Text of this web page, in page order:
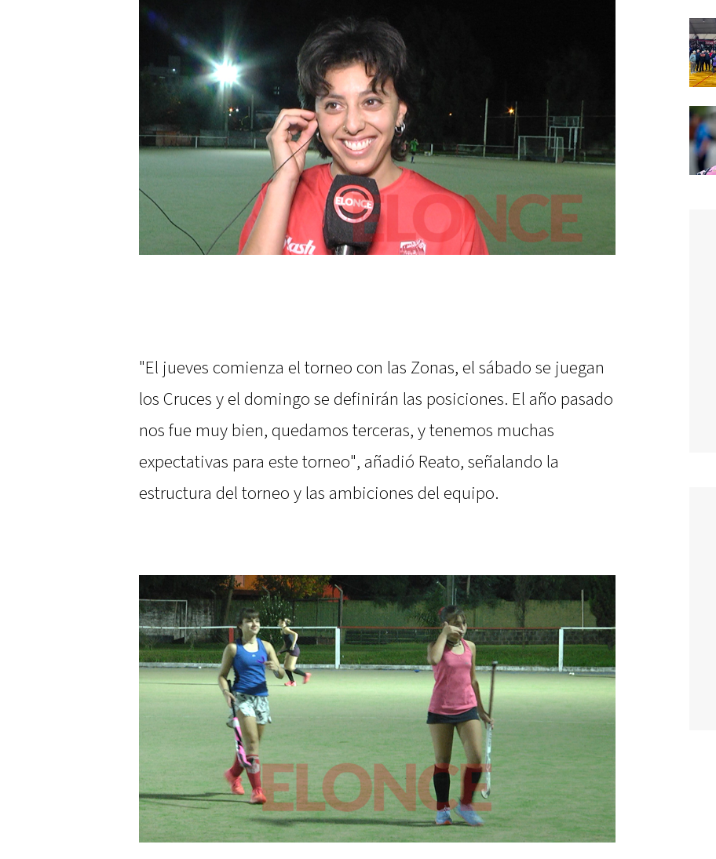
"El jueves comienza el torneo con las Zonas, el sábado se juegan
los Cruces y el domingo se definirán las posiciones. El año pasado
nos fue muy bien, quedamos terceras, y tenemos muchas
expectativas para este torneo", añadió Reato, señalando la
estructura del torneo y las ambiciones del equipo.